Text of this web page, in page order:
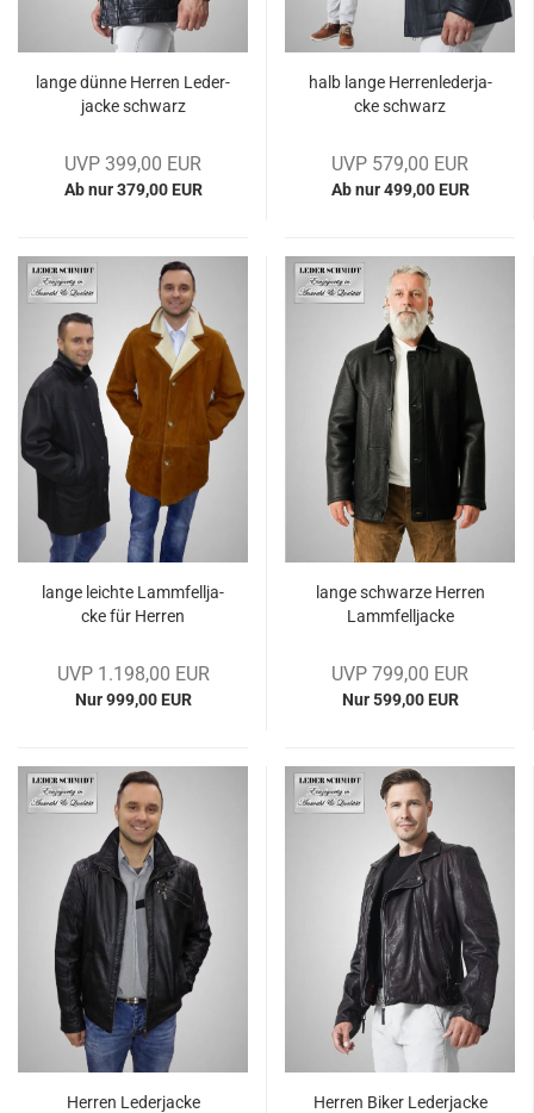
lange dünne Her­ren Le­der­
ja­cke schwarz
UVP 399,00 EUR
Ab nur 379,00 EUR
halb lange Her­ren­le­der­ja­
cke schwarz
UVP 579,00 EUR
Ab nur 499,00 EUR
lange leich­te Lamm­fell­ja­
cke für Her­ren
UVP 1.198,00 EUR
Nur 999,00 EUR
lange schwar­ze Her­ren
Lamm­fell­ja­cke
UVP 799,00 EUR
Nur 599,00 EUR
Her­ren Le­der­ja­cke
Her­ren Biker Le­der­ja­cke